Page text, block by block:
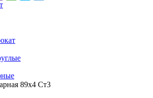
89х4 Ст3